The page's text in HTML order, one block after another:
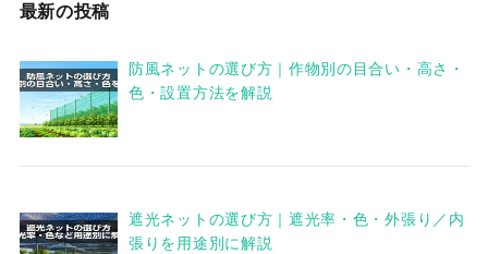
最新の投稿
防風ネットの選び方｜作物別の目合い・高さ・
色・設置方法を解説
遮光ネットの選び方｜遮光率・色・外張り／内
張りを用途別に解説